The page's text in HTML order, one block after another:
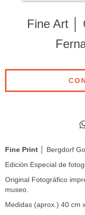
Fine Art │
Fine Print │ Bergdorf
Edición Especial de
Original Fotográfico
museo.
Medidas (aprox.) 40 cm